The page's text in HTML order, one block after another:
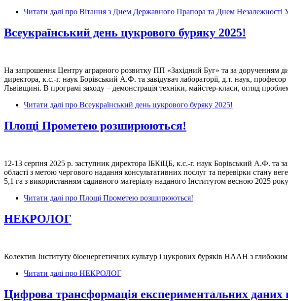
Читати далі про Вітання з Днем Державного Прапора та Днем Незалежності
Всеукраїнський день цукрового буряку 2025!
На запрошення Центру аграрного розвитку ПП «Західний Буг» та за дорученням
директора, к.с.-г. наук Борівський А.Ф. та завідувач лабораторії, д.т. наук,
Львівщині. В програмі заходу – демонстрація техніки, майстер-класи, огляд
Читати далі про Всеукраїнський день цукрового буряку 2025!
Площі Прометею розширюються!
12-13 серпня 2025 р. заступник директора ІБКіЦБ, к.с.-г. наук Борівський А.Ф. та
області з метою чергового надання консультативних послуг та перевірки стану
5,1 га з використанням садивного матеріалу наданого Інститутом весною 2025
Читати далі про Площі Прометею розширюються!
НЕКРОЛОГ
Колектив Інституту біоенергетичних культур і цукрових буряків НААН з
Читати далі про НЕКРОЛОГ
Цифрова трансформація експериментальних даних